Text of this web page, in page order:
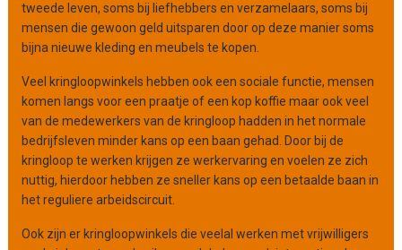
e
tweede leven, soms bij liefhebbers en verzamelaars, soms bij
mensen die gewoon geld uitsparen door op deze manier soms
bijna nieuwe kleding en meubels te kopen.
Veel kringloopwinkels hebben ook een sociale functie, mensen
komen langs voor een praatje of een kop koffie maar ook veel
van de medewerkers van de kringloop hadden in het normale
bedrijfsleven minder kans op een baan gehad. Door bij de
kringloop te werken krijgen ze werkervaring en voelen ze zich
nuttig, hierdoor hebben ze sneller kans op een betaalde baan in
het reguliere arbeidscircuit.
Ook zijn er kringloopwinkels die veelal werken met vrijwilligers